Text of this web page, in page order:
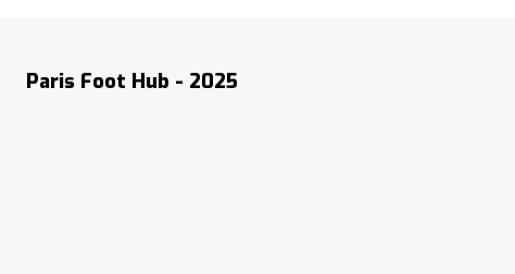
Paris Foot Hub - 2025